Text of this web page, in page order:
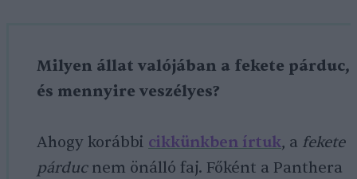
Milyen állat valójában a fekete párduc,
és mennyire veszélyes?
Ahogy korábbi cikkünkben írtuk, a fekete
párducnem önálló faj. Főként a Panthera